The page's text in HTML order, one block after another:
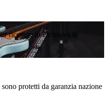
ricevere in esclusiva le
protetti da garanzia nazione